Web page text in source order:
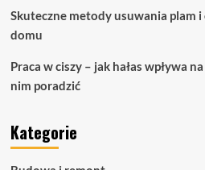
Skuteczne metody usuwania plam
domu
Praca w ciszy – jak hałas wpływa
nim poradzić
Kategorie